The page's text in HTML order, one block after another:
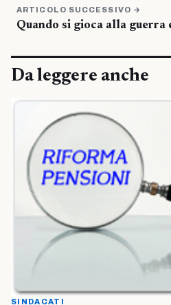
ARTICOLO SUCCESSIVO →
Quando si gioca alla guerra
Da leggere anche
SINDACATI